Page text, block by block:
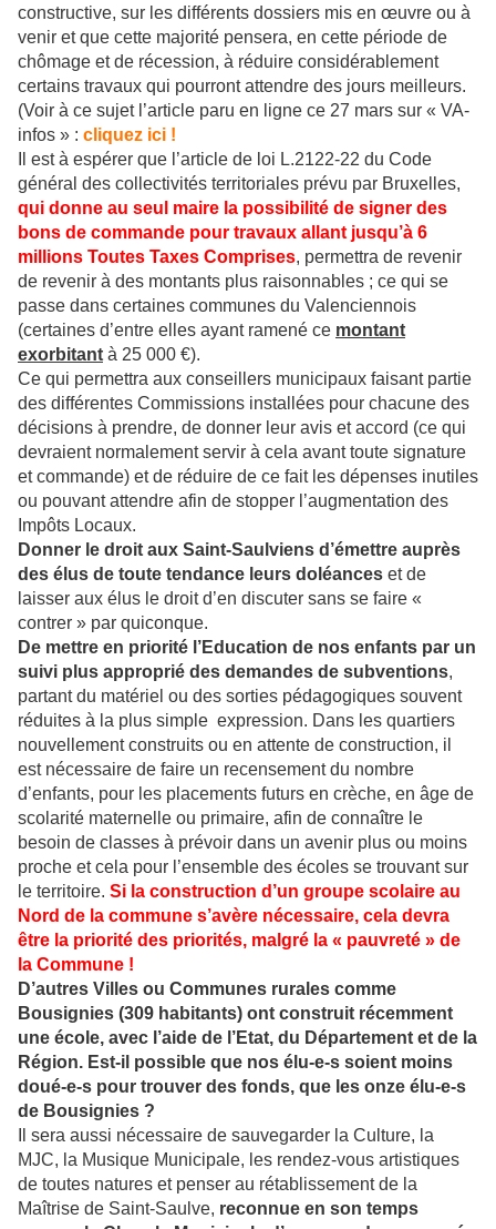
constructive, sur les différents dossiers mis en œuvre ou à
venir et que cette majorité pensera, en cette période de
chômage et de récession, à réduire considérablement
certains travaux qui pourront attendre des jours meilleurs.
(Voir à ce sujet l’article paru en ligne ce 27 mars sur « VA-
infos » : cliquez ici !
Il est à espérer que l’article de loi L.2122-22 du Code
général des collectivités territoriales prévu par Bruxelles,
qui donne au seul maire la possibilité de signer des
bons de commande pour travaux allant jusqu’à 6
millions Toutes Taxes Comprises, permettra de revenir
de revenir à des montants plus raisonnables ; ce qui se
passe dans certaines communes du Valenciennois
(certaines d’entre elles ayant ramené ce montant
exorbitant à 25 000 €).
Ce qui permettra aux conseillers municipaux faisant partie
des différentes Commissions installées pour chacune des
décisions à prendre, de donner leur avis et accord (ce qui
devraient normalement servir à cela avant toute signature
et commande) et de réduire de ce fait les dépenses inutiles
ou pouvant attendre afin de stopper l’augmentation des
Impôts Locaux.
Donner le droit aux Saint-Saulviens d’émettre auprès
des élus de toute tendance leurs doléances et de
laisser aux élus le droit d’en discuter sans se faire «
contrer » par quiconque.
De mettre en priorité l’Education de nos enfants par un
suivi plus approprié des demandes de subventions,
partant du matériel ou des sorties pédagogiques souvent
réduites à la plus simple expression. Dans les quartiers
nouvellement construits ou en attente de construction, il
est nécessaire de faire un recensement du nombre
d’enfants, pour les placements futurs en crèche, en âge de
scolarité maternelle ou primaire, afin de connaître le
besoin de classes à prévoir dans un avenir plus ou moins
proche et cela pour l’ensemble des écoles se trouvant sur
le territoire. Si la construction d’un groupe scolaire au
Nord de la commune s’avère nécessaire, cela devra
être la priorité des priorités, malgré la « pauvreté » de
la Commune !
D’autres Villes ou Communes rurales comme
Bousignies (309 habitants) ont construit récemment
une école, avec l’aide de l’Etat, du Département et de la
Région. Est-il possible que nos élu-e-s soient moins
doué-e-s pour trouver des fonds, que les onze élu-e-s
de Bousignies ?
Il sera aussi nécessaire de sauvegarder la Culture, la
MJC, la Musique Municipale, les rendez-vous artistiques
de toutes natures et penser au rétablissement de la
Maîtrise de Saint-Saulve, reconnue en son temps